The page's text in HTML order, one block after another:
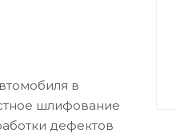
в
шлифование
дефектов